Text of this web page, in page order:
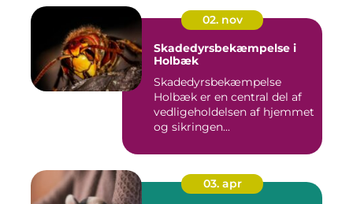
02. nov
Skadedyrsbekæmpelse i
Holbæk
Skadedyrsbekæmpelse
Holbæk er en central del af
vedligeholdelsen af hjemmet
og sikringen...
03. apr